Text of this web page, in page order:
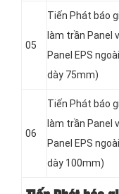
05
Tiến Phát báo
làm trần Panel
Panel EPS
dày 75mm)
06
Tiến Phát báo
làm trần Panel
Panel EPS
dày 100mm)